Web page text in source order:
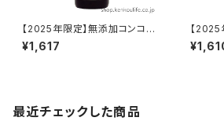
【2025年限定】無添加コンコー
ド赤 甘口 720ml｜酸化防止剤
無添加の限定醸造｜井筒ワイン
¥1,617
【
720ml
限定醸
最近チェックした商品